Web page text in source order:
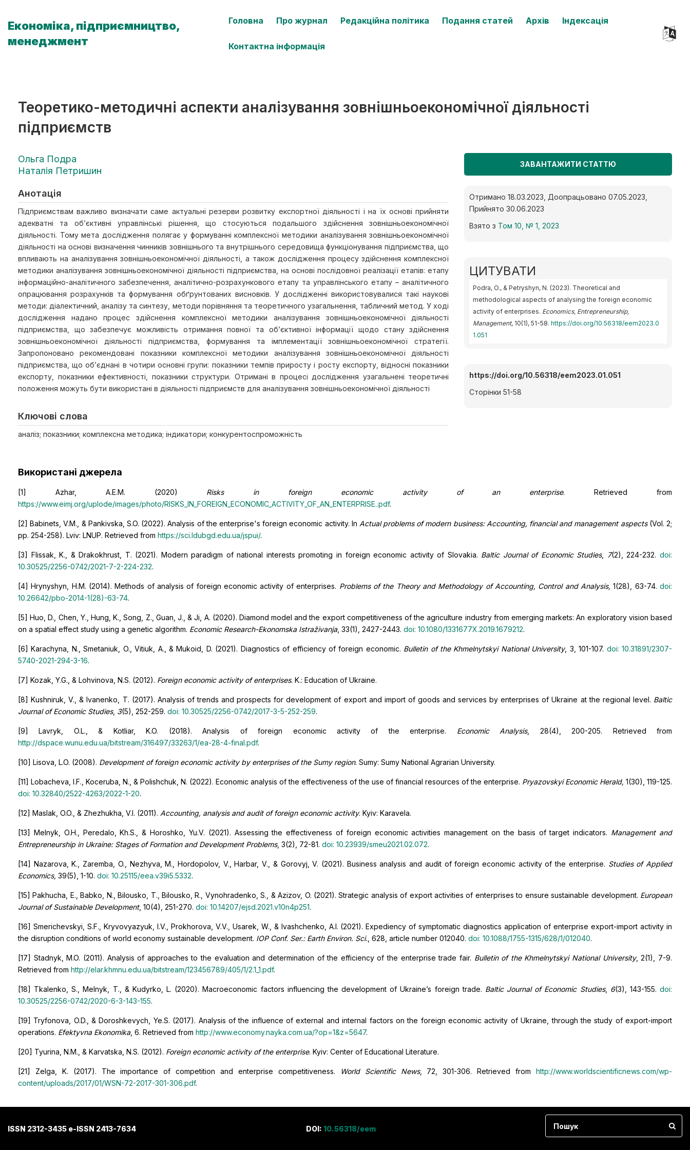
Економіка, підприємництво,
менеджмент
Головна Про журнал Редакційна політика Подання статей Архів Індексація
Контактна інформація
Теоретико-методичні аспекти аналізування зовнішньоекономічної діяльності
підприємств
Ольга Подра
Наталія Петришин
Анотація
Підприємствам важливо визначати саме актуальні резерви розвитку експортної діяльності і на їх основі прийняти
адекватні та об’єктивні управлінські рішення, що стосуються подальшого здійснення зовнішньоекономічної
діяльності. Тому мета дослідження полягає у формуванні комплексної методики аналізування зовнішньоекономічної
діяльності на основі визначення чинників зовнішнього та внутрішнього середовища функціонування підприємства, що
впливають на аналізування зовнішньоекономічної діяльності, а також дослідження процесу здійснення комплексної
методики аналізування зовнішньоекономічної діяльності підприємства, на основі послідовної реалізації етапів: етапу
інформаційно-аналітичного забезпечення, аналітично-розрахункового етапу та управлінського етапу – аналітичного
опрацювання розрахунків та формування обґрунтованих висновків. У дослідженні використовувалися такі наукові
методи: діалектичний, аналізу та синтезу, методи порівняння та теоретичного узагальнення, табличний метод. У ході
дослідження надано процес здійснення комплексної методики аналізування зовнішньоекономічної діяльності
підприємства, що забезпечує можливість отримання повної та об’єктивної інформації щодо стану здійснення
зовнішньоекономічної діяльності підприємства, формування та імплементації зовнішньоекономічної стратегії.
Запропоновано рекомендовані показники комплексної методики аналізування зовнішньоекономічної діяльності
підприємства, що об’єднані в чотири основні групи: показники темпів приросту і росту експорту, відносні показники
експорту, показники ефективності, показники структури. Отримані в процесі дослідження узагальнені теоретичні
положення можуть бути використані в діяльності підприємств для аналізування зовнішньоекономічної діяльності
Ключові слова
аналіз; показники; комплексна методика; індикатори; конкурентоспроможність
ЗАВАНТАЖИТИ СТАТТЮ
Отримано 18.03.2023, Доопрацьовано 07.05.2023,
Прийнято 30.06.2023
Взято з Том 10, № 1, 2023
ЦИТУВАТИ
Podra, O., & Petryshyn, N. (2023). Theoretical and
methodological aspects of analysing the foreign economic
activity of enterprises. Economics, Entrepreneurship,
Management, 10(1), 51-58.https://doi.org/10.56318/eem2023.0
1.051
https://doi.org/10.56318/eem2023.01.051
Сторінки 51-58
Використані джерела
[1] Azhar, A.E.M. (2020) Risks in foreign economic activity of an enterprise. Retrieved from
https://www.eimj.org/uplode/images/photo/RISKS_IN_FOREIGN_ECONOMIC_ACTIVITY_OF_AN_ENTERPRISE..pdf.
[2] Babinets, V.M., & Pankivska, S.O. (2022). Analysis of the enterprise's foreign economic activity. In Actual problems of modern business: Accounting, financial and management aspects (Vol. 2;
pp. 254-258). Lviv: LNUP. Retrieved from https://sci.ldubgd.edu.ua/jspui/.
[3] Flissak, K., & Drakokhrust, T. (2021). Modern paradigm of national interests promoting in foreign economic activity of Slovakia. Baltic Journal of Economic Studies, 7(2), 224-232.doi:
10.30525/2256-0742/2021-7-2-224-232.
[4] Hrynyshyn, H.M. (2014). Methods of analysis of foreign economic activity of enterprises. Problems of the Theory and Methodology of Accounting, Control and Analysis, 1(28), 63-74.doi:
10.26642/pbo-2014-1(28)-63-74.
[5] Huo, D., Chen, Y., Hung, K., Song, Z., Guan, J., & Ji, A. (2020). Diamond model and the export competitiveness of the agriculture industry from emerging markets: An exploratory vision based
on a spatial effect study using a genetic algorithm. Economic Research-Ekonomska Istraživanja, 33(1), 2427-2443. doi: 10.1080/1331677X.2019.1679212.
[6] Karachyna, N., Smetaniuk, O., Vitiuk, A., & Mukoid, D. (2021). Diagnostics of efficiency of foreign economic. Bulletin of the Khmelnytskyi National University, 3, 101-107. doi: 10.31891/2307-
5740-2021-294-3-16.
[7] Kozak, Y.G., & Lohvinova, N.S. (2012). Foreign economic activity of enterprises. K.: Education of Ukraine.
[8] Kushniruk, V., & Ivanenko, T. (2017). Analysis of trends and prospects for development of export and import of goods and services by enterprises of Ukraine at the regional level. Baltic
Journal of Economic Studies, 3(5), 252-259. doi: 10.30525/2256-0742/2017-3-5-252-259.
[9] Lavryk, O.L., & Kotliar, K.O. (2018). Analysis of foreign economic activity of the enterprise. Economic Analysis, 28(4), 200-205. Retrieved from
http://dspace.wunu.edu.ua/bitstream/316497/33263/1/ea-28-4-final.pdf.
[10] Lisova, L.O. (2008). Development of foreign economic activity by enterprises of the Sumy region. Sumy: Sumy National Agrarian University.
[11] Lobacheva, I.F., Koceruba, N., & Polishchuk, N. (2022). Economic analysis of the effectiveness of the use of financial resources of the enterprise. Pryazovskyi Economic Herald, 1(30), 119-125.
doi: 10.32840/2522-4263/2022-1-20.
[12] Maslak, O.O., & Zhezhukha, V.I. (2011). Accounting, analysis and audit of foreign economic activity. Kyiv: Karavela.
[13] Melnyk, O.H., Peredalo, Kh.S., & Horoshko, Yu.V. (2021). Assessing the effectiveness of foreign economic activities management on the basis of target indicators. Management and
Entrepreneurship in Ukraine: Stages of Formation and Development Problems, 3(2), 72-81. doi: 10.23939/smeu2021.02.072.
[14] Nazarova, K., Zaremba, O., Nezhyva, M., Hordopolov, V., Harbar, V., & Gorovyj, V. (2021). Business analysis and audit of foreign economic activity of the enterprise. Studies of Applied
Economics, 39(5), 1-10. doi: 10.25115/eea.v39i5.5332.
[15] Pakhucha, E., Babko, N., Bilousko, T., Bilousko, R., Vynohradenko, S., & Azizov, O. (2021). Strategic analysis of export activities of enterprises to ensure sustainable development. European
Journal of Sustainable Development, 10(4), 251-270. doi: 10.14207/ejsd.2021.v10n4p251.
[16] Smerichevskyi, S.F., Kryvovyazyuk, I.V., Prokhorova, V.V., Usarek, W., & Ivashchenko, A.I. (2021). Expediency of symptomatic diagnostics application of enterprise export-import activity in
the disruption conditions of world economy sustainable development. IOP Conf. Ser.: Earth Environ. Sci. , 628, article number 012040. doi: 10.1088/1755-1315/628/1/012040.
[17] Stadnyk, M.O. (2011). Analysis of approaches to the evaluation and determination of the efficiency of the enterprise trade fair. Bulletin of the Khmelnytskyi National University, 2(1), 7-9.
Retrieved from http://elar.khmnu.edu.ua/bitstream/123456789/405/1/2.1_1.pdf.
[18] Tkalenko, S., Melnyk, T., & Kudyrko, L. (2020). Macroeconomic factors influencing the development of Ukraine’s foreign trade. Baltic Journal of Economic Studies, 6(3), 143-155.doi:
10.30525/2256-0742/2020-6-3-143-155.
[19] Tryfonova, O.D., & Doroshkevych, Ye.S. (2017). Analysis of the influence of external and internal factors on the foreign economic activity of Ukraine, through the study of export-import
operations. Efektyvna Ekonomika, 6. Retrieved from http://www.economy.nayka.com.ua/?op=1&z=5647.
[20] Tyurina, N.M., & Karvatska, N.S. (2012). Foreign economic activity of the enterprise. Kyiv: Center of Educational Literature.
[21] Zelga, K. (2017). The importance of competition and enterprise competitiveness. World Scientific News, 72, 301-306. Retrieved fromhttp://www.worldscientificnews.com/wp-
content/uploads/2017/01/WSN-72-2017-301-306.pdf.
ISSN 2312-3435 e-ISSN 2413-7634 DOI: 10.56318/eem